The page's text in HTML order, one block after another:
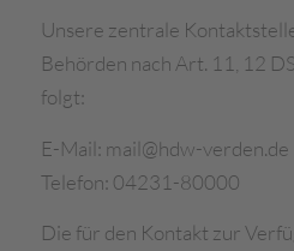
Unsere zentrale
Behörden nach Art. 11, 12
folgt:
E-Mail: mail@hdw-verden.de
Telefon: 04231-80000
Die für den Kontakt zur